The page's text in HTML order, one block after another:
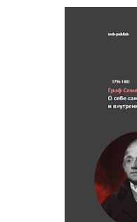
Граф Семен
О себе